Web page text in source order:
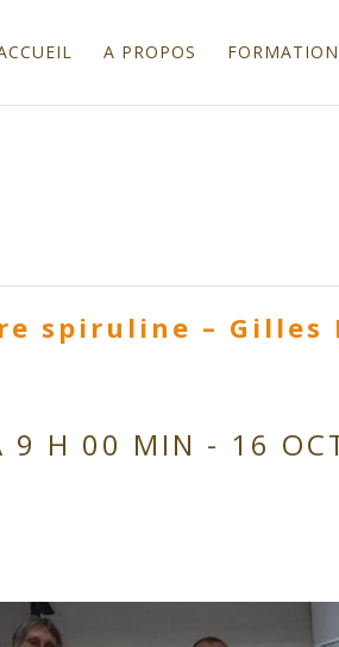
A PROPOS
spiruline – Gilles
9 H 00 MIN - 16